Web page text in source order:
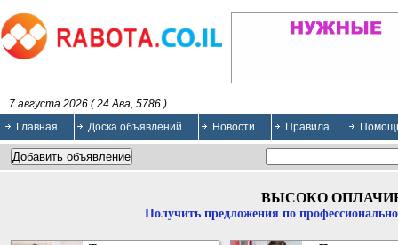
7 августа 2026 ( 24 Ава, 5786 ).
Главная
Доска объявлений Новости Правила
ВЫСОКО
Получить предложения по